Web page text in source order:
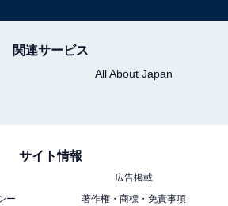
関連サービス
All About Japan
サイト情報
広告掲載
ー
著作権・商標・免責事項